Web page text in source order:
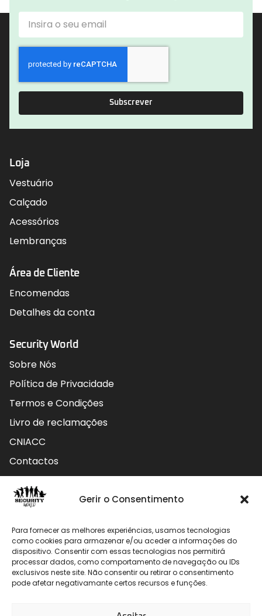
Gerir o Consentimento
Para fornecer as melhores experiências, usamos tecnologias
como cookies para armazenar e/ou aceder a informações do
dispositivo. Consentir com essas tecnologias nos permitirá
processar dados, como comportamento de navegação ou IDs
exclusivos neste site. Não consentir ou retirar o consentimento
pode afetar negativamante certos recursos e funções.
Subscrever
Loja
Vestuário
Calçado
Acessórios
Lembranças
Área de Cliente
Encomendas
Detalhes da conta
Security World
Sobre Nós
Política de Privacidade
Termos e Condições
Livro de reclamações
CNIACC
Contactos
Contactos
912 009 740 (Chamada para rede móvel nacional)
geral@securityworld.pt